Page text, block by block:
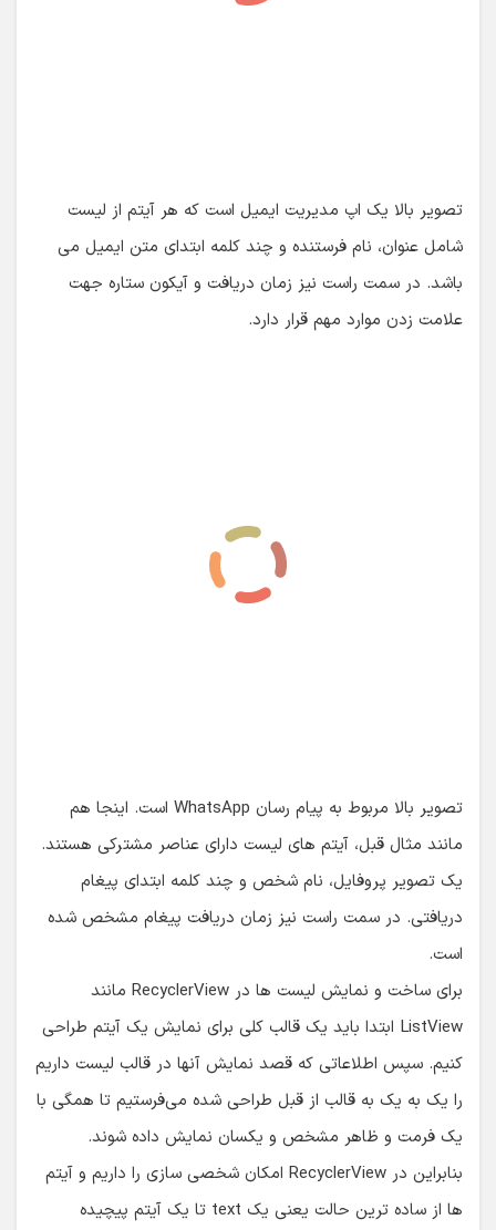
تصویر بالا یک اپ مدیریت ایمیل است که هر آیتم از لیست
شامل عنوان، نام فرستنده و چند کلمه ابتدای متن ایمیل می
باشد. در سمت راست نیز زمان دریافت و آیکون ستاره جهت
علامت زدن موارد مهم قرار دارد.
تصویر بالا مربوط به پیام رسان WhatsApp است. اینجا هم
مانند مثال قبل، آیتم های لیست دارای عناصر مشترکی هستند.
یک تصویر پروفایل، نام شخص و چند کلمه ابتدای پیغام
دریافتی. در سمت راست نیز زمان دریافت پیغام مشخص شده
است.
برای ساخت و نمایش لیست ها در RecyclerView مانند
ListView ابتدا باید یک قالب کلی برای نمایش یک آیتم طراحی
کنیم. سپس اطلاعاتی که قصد نمایش آنها در قالب لیست داریم
را یک به یک به قالب از قبل طراحی شده می‌فرستیم تا همگی با
یک فرمت و ظاهر مشخص و یکسان نمایش داده شوند.
بنابراین در RecyclerView امکان شخصی سازی را داریم و آیتم
ها از ساده ترین حالت یعنی یک text تا یک آیتم پیچیده